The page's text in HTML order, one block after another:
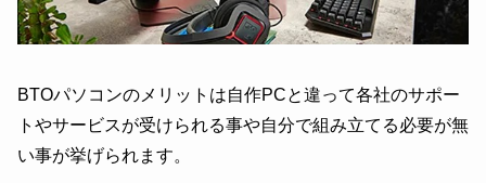
BTOパソコンのメリットは自作PCと違って各社のサポー
トやサービスが受けられる事や自分で組み立てる必要が無
い事が挙げられます。